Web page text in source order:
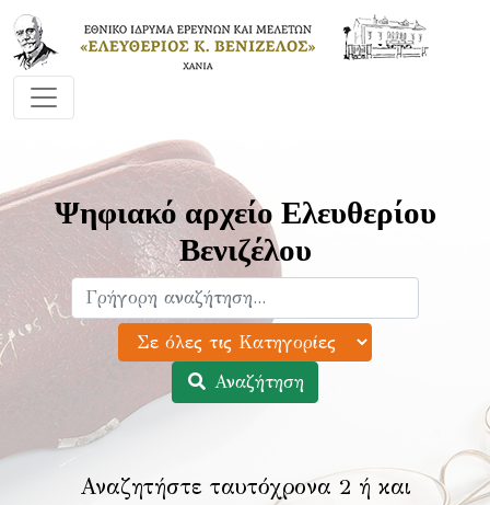
Ψηφιακό αρχείο Ελευθερίου
Βενιζέλου
Αναζήτηση
Αναζητήστε ταυτόχρονα 2 ή και